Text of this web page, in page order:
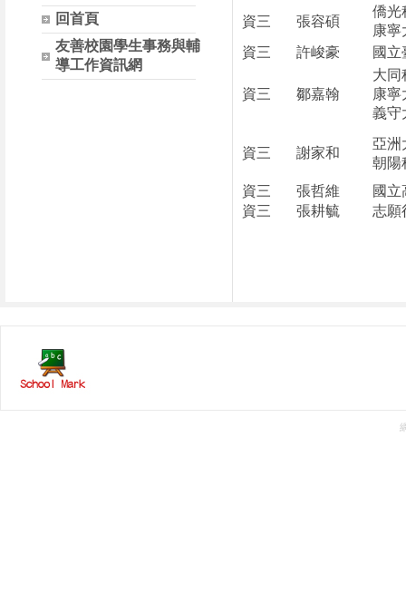
回首頁
友善校園學生事務與輔
導工作資訊網
資三 張容碩
僑光
康寧
資三
許峻豪 國立
資三 鄒嘉翰
大同
康寧
義守
資三 謝家和
亞洲
朝陽
資三
張哲維
國立
資三
張耕毓 志願